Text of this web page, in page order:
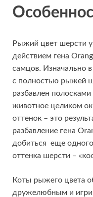
Рыжий цвет шерсти
действием гена
самцов. Изначально
с полностью рыжей
разбавлен
животное целиком
оттенок – это
разбавление гена
добиться еще
оттенка шерсти –
Коты рыжего цвета
дружелюбным и